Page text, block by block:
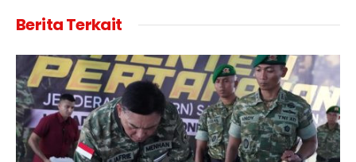
Berita Terkait